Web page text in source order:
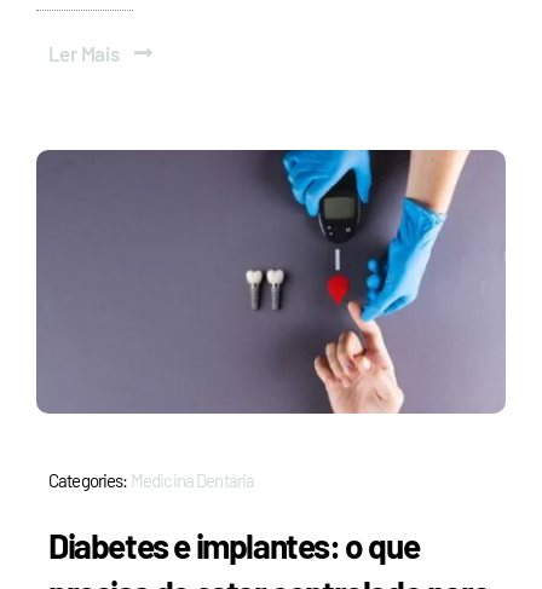
Ler Mais
Categories: Medicina Dentária
Diabetes e implantes: o que